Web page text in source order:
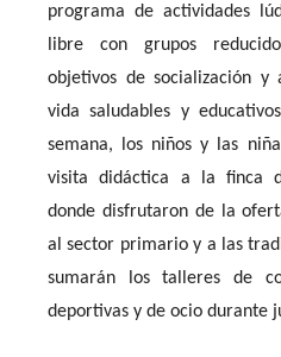
programa de actividades
libre con grupos
objetivos de socialización y
vida saludables y
semana, los niños y las
visita didáctica a la finca
donde disfrutaron de la
al sector primario y a las
sumarán los talleres de
deportivas y de ocio durante